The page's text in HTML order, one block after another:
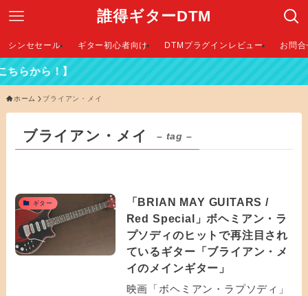
誰得ギターDTM
シンセセール ギター初心者向け DTMプラグインレビュー お問
から！】
ホーム ブライアン・メイ
ブライアン・メイ – tag –
ギター
「BRIAN MAY GUITARS /
Red Special」ボヘミアン・ラ
プソディのヒットで再注目され
ているギター「ブライアン・メ
イのメインギター」
映画「ボヘミアン・ラプソディ」